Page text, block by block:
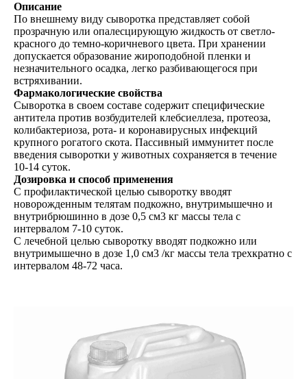
Описание
По внешнему виду сыворотка представляет собой
прозрачную или опалесцирующую жидкость от светло-
красного до темно-коричневого цвета. При хранении
допускается образование жироподобной пленки и
незначительного осадка, легко разбивающегося при
встряхивании.
Фармакологические свойства
Сыворотка в своем составе содержит специфические
антитела против возбудителей клебсиеллеза, протеоза,
колибактериоза, рота- и коронавирусных инфекций
крупного рогатого скота. Пассивный иммунитет после
введения сыворотки у животных сохраняется в течение
10-14 суток.
Дозировка и способ применения
С профилактической целью сыворотку вводят
новорожденным телятам подкожно, внутримышечно и
внутрибрюшинно в дозе 0,5 см3 кг массы тела с
интервалом 7-10 суток.
С лечебной целью сыворотку вводят подкожно или
внутримышечно в дозе 1,0 см3 /кг массы тела трехкратно с
интервалом 48-72 часа.